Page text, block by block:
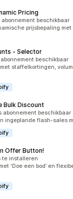
Pricing
abonnement beschikbaar
prijsbepaling
‑ Selector
beschikbaar
staffelkortingen,
Bulk Discount
abonnement beschikbaar
ingeplande flash-sales
Offer Button!
te installeren
‘Doe een bod’ en